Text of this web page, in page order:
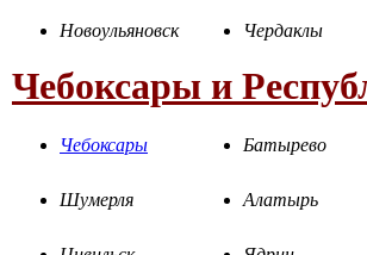
Новоульяновск Чердаклы
Чебоксары и
Чебоксары Батырево
Шумерля Алатырь